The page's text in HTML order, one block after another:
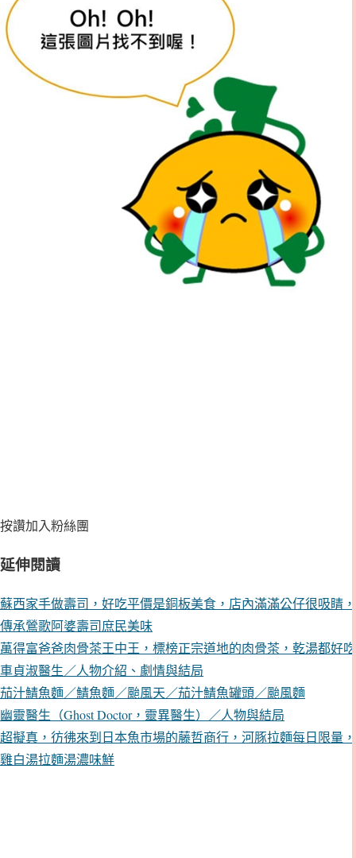
按讚加入粉絲團
延伸閱讀
蘇西家手做壽司，好吃平價是銅板美食，店內滿滿公仔很吸睛，
傳承鶯歌阿婆壽司庶民美味
萬得富爸爸肉骨茶王中王，標榜正宗道地的肉骨茶，乾湯都好吃
車貞淑醫生／人物介紹、劇情與結局
茄汁鯖魚麵／鯖魚麵／颱風天／茄汁鯖魚罐頭／颱風麵
幽靈醫生（Ghost Doctor，靈異醫生）／人物與結局
超擬真，彷彿來到日本魚市場的藤哲商行，河豚拉麵每日限量，
雞白湯拉麵湯濃味鮮